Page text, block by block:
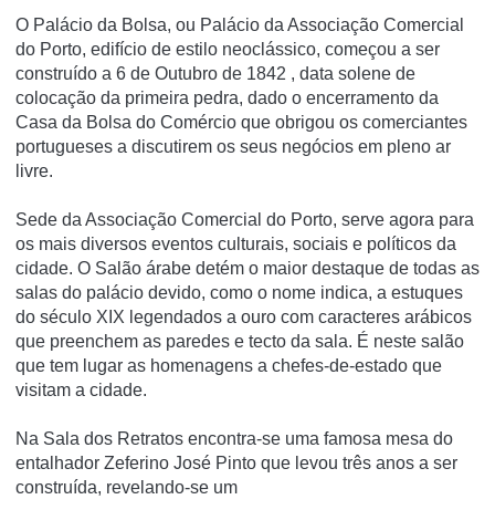
O Palácio da Bolsa, ou Palácio da Associação Comercial
do Porto, edifício de estilo neoclássico, começou a ser
construído a 6 de Outubro de 1842 , data solene de
colocação da primeira pedra, dado o encerramento da
Casa da Bolsa do Comércio que obrigou os comerciantes
portugueses a discutirem os seus negócios em pleno ar
livre.
Sede da Associação Comercial do Porto, serve agora para
os mais diversos eventos culturais, sociais e polí­ticos da
cidade. O Salão árabe detém o maior destaque de todas as
salas do palácio devido, como o nome indica, a estuques
do século XIX legendados a ouro com caracteres arábicos
que preenchem as paredes e tecto da sala. É neste salão
que tem lugar as homenagens a chefes-de-estado que
visitam a cidade.
Na Sala dos Retratos encontra-se uma famosa mesa do
entalhador Zeferino José Pinto que levou três anos a ser
construí­da, revelando-se um